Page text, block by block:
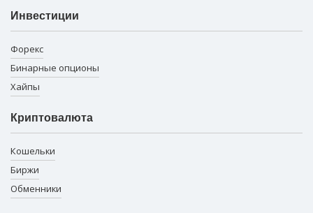
Инвестиции
Форекс
Бинарные опционы
Хайпы
Криптовалюта
Кошельки
Биржи
Обменники